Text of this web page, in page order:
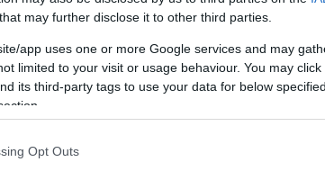
that may further disclose it to other third parties.
app uses one or more Google services and may
limited to your visit or usage behaviour. You may
its third-party tags to use your data for below
Opt Outs
αληθινή και ειλικρινή επαφή κυρίως με